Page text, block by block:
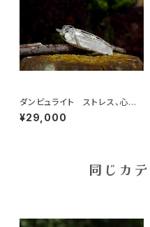
ダンビュライト ストレス、心配
事から解放し、太陽のようなエネ
ルギーを与える石
¥29,000
同じカ